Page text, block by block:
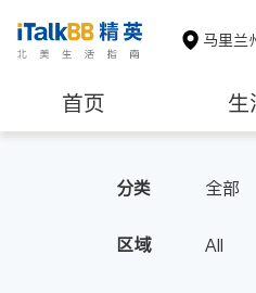
马里兰
首页 生
分类 全部
区域 All